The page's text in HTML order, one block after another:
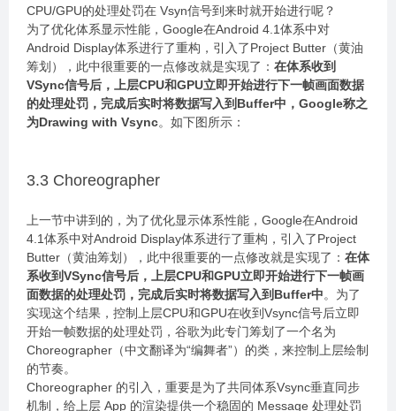
CPU/GPU的处理处罚在 Vsyn信号到来时就开始进行呢？
为了优化体系显示性能，Google在Android 4.1体系中对
Android Display体系进行了重构，引入了Project Butter（黄油
筹划），此中很重要的一点修改就是实现了： 在体系收到
VSync信号后，上层CPU和GPU立即开始进行下一帧画面数据
的处理处罚，完成后实时将数据写入到Buffer中，Google称之
为Drawing with Vsync。如下图所示：
3.3 Choreographer
上一节中讲到的，为了优化显示体系性能，Google在Android
4.1体系中对Android Display体系进行了重构，引入了Project
Butter（黄油筹划），此中很重要的一点修改就是实现了： 在体
系收到VSync信号后，上层CPU和GPU立即开始进行下一帧画
面数据的处理处罚，完成后实时将数据写入到Buffer中。为了
实现这个结果，控制上层CPU和GPU在收到Vsync信号后立即
开始一帧数据的处理处罚，谷歌为此专门筹划了一个名为
Choreographer（中文翻译为“编舞者”）的类，来控制上层绘制
的节奏。
Choreographer 的引入，重要是为了共同体系Vsync垂直同步
机制，给上层 App 的渲染提供一个稳固的 Message 处理处罚